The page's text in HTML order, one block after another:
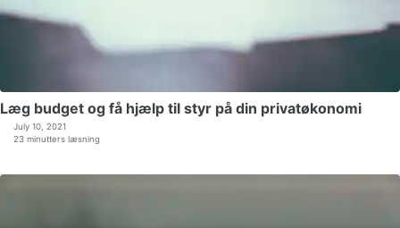
Læg budget og få hjælp til styr på din privatøkonomi
July 10, 2021
23 minutters læsning